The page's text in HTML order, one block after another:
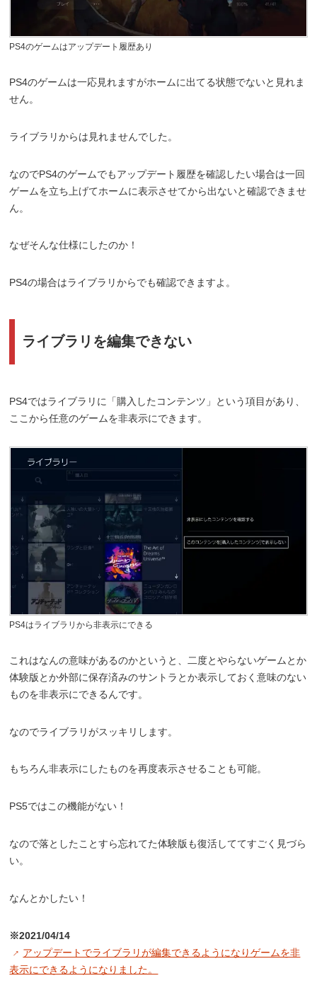
PS4のゲームはアップデート履歴あり
PS4のゲームは一応見れますがホームに出てる状態でないと見れま
せん。
ライブラリからは見れませんでした。
なのでPS4のゲームでもアップデート履歴を確認したい場合は一回
ゲームを立ち上げてホームに表示させてから出ないと確認できませ
ん。
なぜそんな仕様にしたのか！
PS4の場合はライブラリからでも確認できますよ。
ライブラリを編集できない
PS4ではライブラリに「購入したコンテンツ」という項目があり、
ここから任意のゲームを非表示にできます。
PS4はライブラリから非表示にできる
これはなんの意味があるのかというと、二度とやらないゲームとか
体験版とか外部に保存済みのサントラとか表示しておく意味のない
ものを非表示にできるんです。
なのでライブラリがスッキリします。
もちろん非表示にしたものを再度表示させることも可能。
PS5ではこの機能がない！
なので落としたことすら忘れてた体験版も復活しててすごく見づら
い。
なんとかしたい！
※2021/04/14
アップデートでライブラリが編集できるようになりゲームを非
表示にできるようになりました。